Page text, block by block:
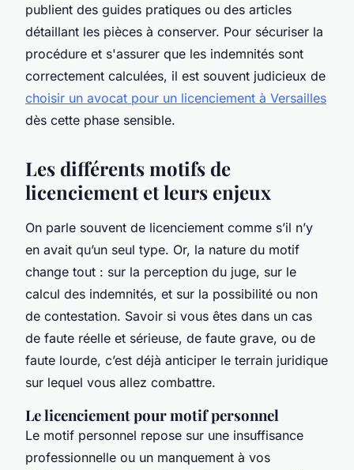
publient des guides pratiques ou des articles
détaillant les pièces à conserver. Pour sécuriser la
procédure et s'assurer que les indemnités sont
correctement calculées, il est souvent judicieux de
choisir un avocat pour un licenciement à Versailles
dès cette phase sensible.
Les différents motifs de
licenciement et leurs enjeux
On parle souvent de licenciement comme s’il n’y
en avait qu’un seul type. Or, la nature du motif
change tout : sur la perception du juge, sur le
calcul des indemnités, et sur la possibilité ou non
de contestation. Savoir si vous êtes dans un cas
de faute réelle et sérieuse, de faute grave, ou de
faute lourde, c’est déjà anticiper le terrain juridique
sur lequel vous allez combattre.
Le licenciement pour motif personnel
Le motif personnel repose sur une insuffisance
professionnelle ou un manquement à vos